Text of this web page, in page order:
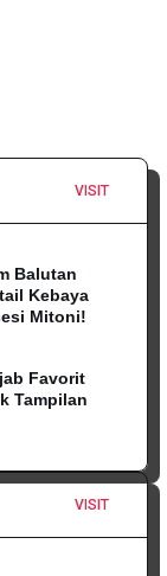
VISIT
Balutan
Kebaya
Mitoni!
Favorit
Tampilan
VISIT